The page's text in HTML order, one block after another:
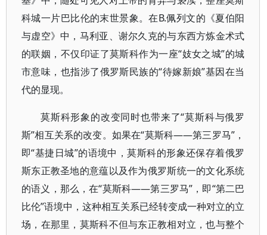
科城一片巴比伦的末世景象。在В.佩列文的《夏伯阳
与虚空》中，马利亚、谢尔久克的与东西方炼金术式
的联姻，不仅印证了莫斯科作为一座“妓女之城”的城
市意味，也指涉了俄罗斯民族的“待嫁新娘”基因在当
代的显现。
莫斯科形象的改变同时也带来了“莫斯科与俄罗
斯”相互关系的改变。如果在“莫斯科——第三罗马”，
即“基捷日城”的语境中，莫斯科的形象还保存着俄罗
斯东正教圣地的意蕴以及作为俄罗斯统一的文化系统
的语义，那么，在“莫斯科——第三罗马”，即“第二巴
比伦”语境中，这种相互关系已经转变成一种对立的立
场，在那里，莫斯科不但与东正教相对立，也与整个